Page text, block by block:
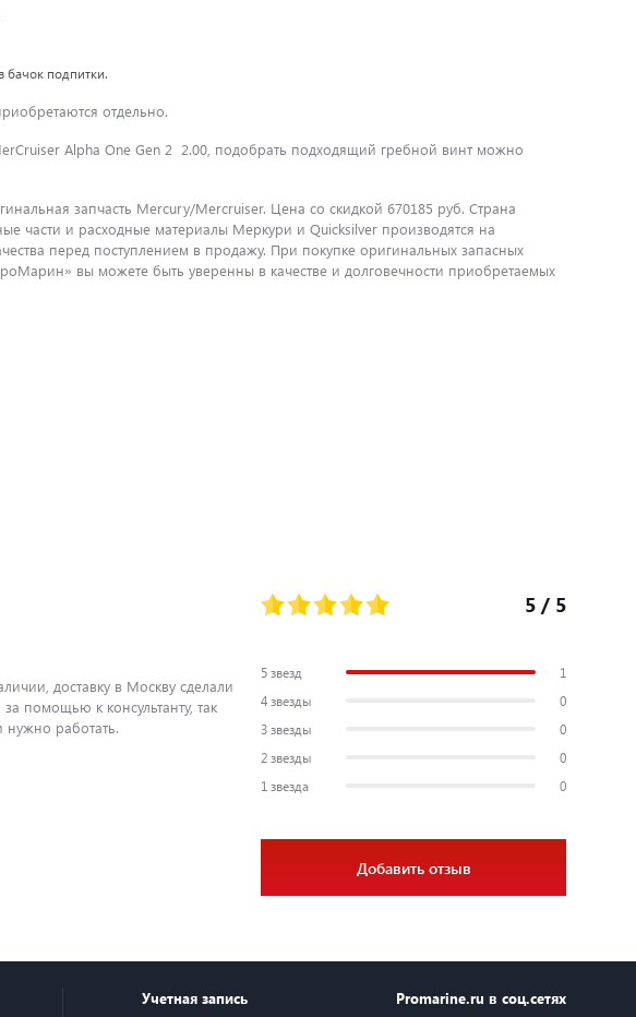
бачок подпитки.
отдельно.
Alpha One Gen 2 2.00, подобрать подходящий гребной винт можно
запчасть Mercury/Mercruiser. Цена со скидкой 670185 руб. Страна
части и расходные материалы Меркури и Quicksilver производятся на
перед поступлением в продажу. При покупке оригинальных запасных
вы можете быть уверенны в качестве и долговечности приобретаемых
5 / 5
5 звезд
1
4 звезды
0
3 звезды
0
2 звезды
0
1 звезда
0
Добавить отзыв
доставку в Москву сделали
помощью к консультанту, так
нужно работать.
Учетная запись Promarine.ru в соц.сетях